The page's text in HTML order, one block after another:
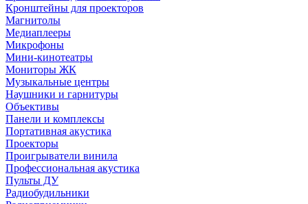
Кронштейны для проекторов
Магнитолы
Медиаплееры
Микрофоны
Мини-кинотеатры
Мониторы ЖК
Музыкальные центры
Наушники и гарнитуры
Объективы
Панели и комплексы
Портативная акустика
Проекторы
Проигрыватели винила
Профессиональная акустика
Пульты ДУ
Радиобудильники